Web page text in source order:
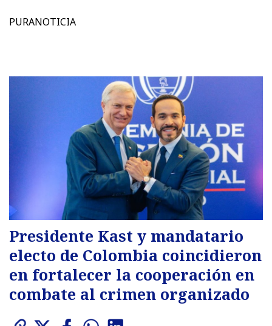
PURANOTICIA
Presidente Kast y mandatario
electo de Colombia coincidieron
en fortalecer la cooperación en
combate al crimen organizado